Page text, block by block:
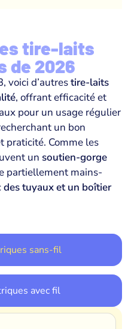
tire-laits
de 2026
voici d’autrestire-laits
, offrant efficacité et
pour un usage régulier
un bon
praticité. Comme les
un soutien-gorge
partiellement mains-
des tuyaux et un boîtier
électriques sans-fil
électriques avec fil